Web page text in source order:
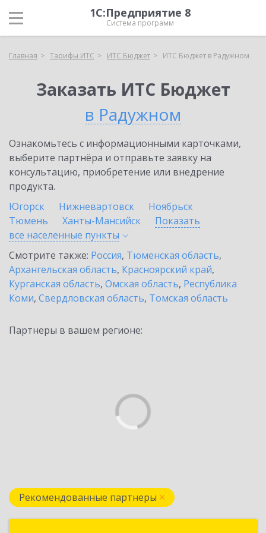
1С:Предприятие 8
Система программ
Главная Тарифы ИТС ИТС Бюджет ИТС Бюджет в Радужном
Заказать ИТС Бюджет
в Радужном
Ознакомьтесь с информационными карточками,
выберите партнёра и отправьте заявку на
консультацию, приобретение или внедрение
продукта.
Югорск
Нижневартовск
Ноябрьск
Тюмень
Ханты-Мансийск
Показать
все населенные пункты
Смотрите также: Россия, Тюменская область,
Архангельская область, Красноярский край,
Курганская область, Омская область, Республика
Коми, Свердловская область, Томская область
Партнеры в вашем регионе:
Рекомендованные партнеры